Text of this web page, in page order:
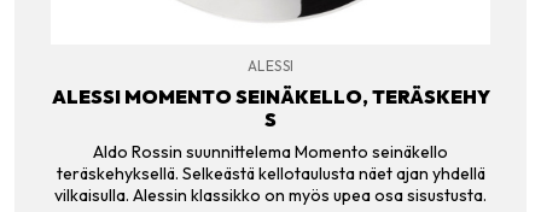
ALESSI
ALESSI MOMENTO SEINÄKELLO, TERÄSKEHY
S
Aldo Rossin suunnittelema Momento seinäkello
teräskehyksellä. Selkeästä kellotaulusta näet ajan yhdellä
vilkaisulla. Alessin klassikko on myös upea osa sisustusta.